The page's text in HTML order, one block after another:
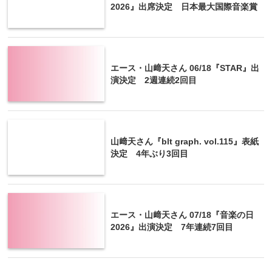
2026』出席決定 日本最大国際音楽賞
エース・山﨑天さん 06/18『STAR』出
演決定 2週連続2回目
山﨑天さん『blt graph. vol.115』表紙
決定 4年ぶり3回目
エース・山﨑天さん 07/18『音楽の日
2026』出演決定 7年連続7回目